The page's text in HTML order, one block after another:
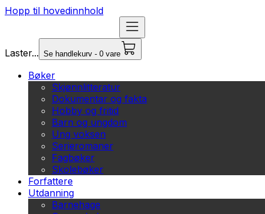
Hopp til hovedinnhold
Laster... Se handlekurv - 0 vare
Bøker
Skjønnlitteratur
Dokumentar og fakta
Hobby og fritid
Barn og ungdom
Ung voksen
Serieromaner
Fagbøker
Skolebøker
Forfattere
Utdanning
Barnehage